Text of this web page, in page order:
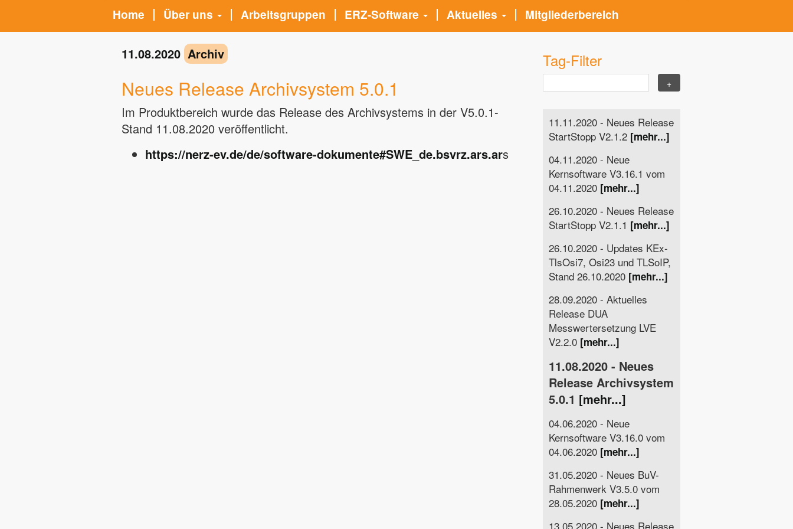
Home Über uns Arbeitsgruppen ERZ-Software Aktuelles Mitgliederbereich
11.08.2020 Archiv
Neues Release Archivsystem 5.0.1
Im Produktbereich wurde das Release des Archivsystems in der V5.0.1-
Stand 11.08.2020 veröffentlicht.
https://nerz-ev.de/de/software-dokumente#SWE_de.bsvrz.ars.ars
Tag-Filter
11.11.2020 - Neues Release
StartStopp V2.1.2 [mehr...]
04.11.2020 - Neue
Kernsoftware V3.16.1 vom
04.11.2020 [mehr...]
26.10.2020 - Neues Release
StartStopp V2.1.1 [mehr...]
26.10.2020 - Updates KEx-
TlsOsi7, Osi23 und TLSoIP,
Stand 26.10.2020 [mehr...]
28.09.2020 - Aktuelles
Release DUA
Messwertersetzung LVE
V2.2.0 [mehr...]
11.08.2020 - Neues
Release Archivsystem
5.0.1 [mehr...]
04.06.2020 - Neue
Kernsoftware V3.16.0 vom
04.06.2020 [mehr...]
31.05.2020 - Neues BuV-
Rahmenwerk V3.5.0 vom
28.05.2020 [mehr...]
13.05.2020 - Neues Release